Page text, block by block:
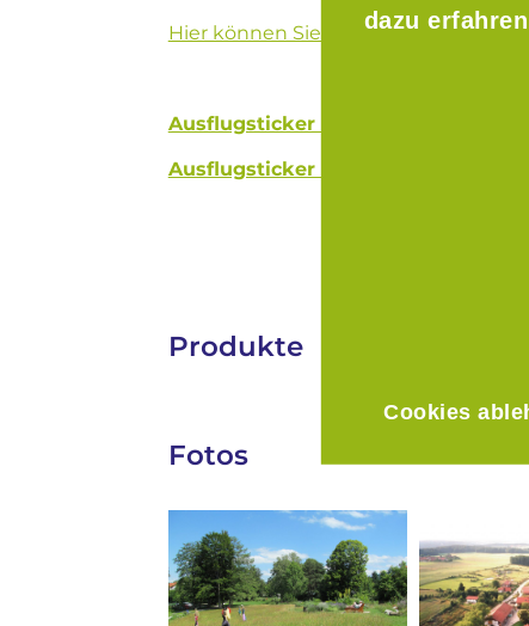
dazu
Cookies
Hier können Sie die Karte
Ausflugsticker Oberbayern
Ausflugsticker Bayern
Produkte
Fotos